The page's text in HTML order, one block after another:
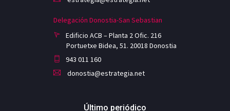
Delegación Donostia-San Sebastian
Edificio ACB – Planta 2 Ofic. 216
Portuetxe Bidea, 51. 20018 Donostia
943 011 160
donostia@estrategia.net
Último periódico